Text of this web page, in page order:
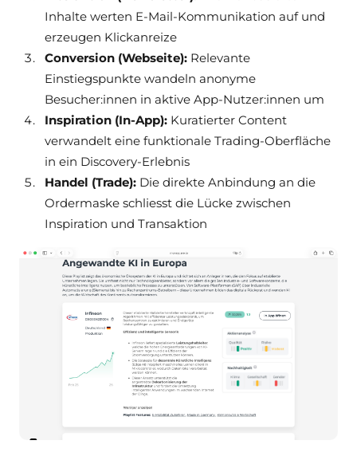
Inhalte werten E-Mail-Kommunikation auf und
erzeugen Klickanreize
Conversion (Webseite): Relevante
Einstiegspunkte wandeln anonyme
Besucher:innen in aktive App-Nutzer:innen um
Inspiration (In-App): Kuratierter Content
verwandelt eine funktionale Trading-Oberfläche
in ein Discovery-Erlebnis
Handel (Trade): Die direkte Anbindung an die
Ordermaske schliesst die Lücke zwischen
Inspiration und Transaktion